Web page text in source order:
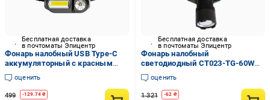
Бесплатная доставка
в почтоматы Эпицентр
Фонарь налобный USB Type-C
аккумуляторный с красным
светом 18650 IPX4 (36486760)
оценить
499 -129.74 ₴
Бесплатная доставка
в почтоматы Эпицентр
Фонарь налобный
светодиодный CT023-TG-60W
аккумуляторный с функцией
Power Bank USB Type-C Black
(36551422)
оценить
1 321 -62 ₴